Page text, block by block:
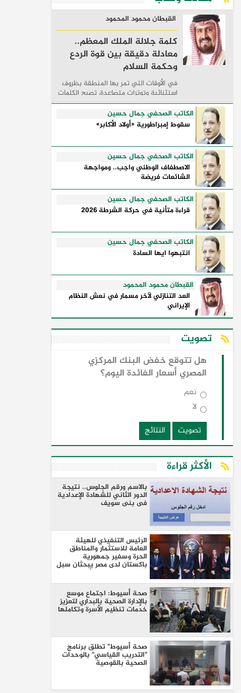
القبطان محمود المحمود
كلمة جلالة الملك المعظم..
معادلة دقيقة بين قوة الردع
وحكمة السلام
في الأوقات التي تمر بها المنطقة بظروف
استثنائية وتوترات متصاعدة، تصبح الكلمات
السياسية أكثر من مجرد مواقف معلنة؛ فهي
تكشف طريقة تفكير الدول، وكيفية إدارتها
للأزمات، والحدود التي تفصل بين القوة ...
الكاتب الصحفي جمال حسين
سقوط إمبراطورية «أولاد الأكابر»
الكاتب الصحفي جمال حسين
الاصطفاف الوطني واجب.. ومواجهة
الشائعات فريضة
الكاتب الصحفي جمال حسين
قراءة متأنية في حركة الشرطة 2026
الكاتب الصحفي جمال حسين
انتبهوا ايها السادة
القبطان محمود المحمود
العد التنازلي لآخر مسمار في نعش النظام
الإيراني
تصويت
هل تتوقع خفض البنك المركزي
المصري أسعار الفائدة اليوم؟
نعم
لا
تصويت
النتائج
الأكثر قراءة
بالاسم ورقم الجلوس.. نتيجة
الدور الثاني للشهادة الإعدادية
فى بنى سويف
الرئيس التنفيذي للهيئة
العامة للاستثمار والمناطق
الحرة وسفير جمهورية
باكستان لدى مصر يبحثان سبل
تعزيز التعاون الاستثماري بين
البلدين
صحة أسيوط: اجتماع موسع
بالإدارة الصحية بالبداري لتعزيز
خدمات تنظيم الأسرة وتكاملها
صحة أسيوط" تطلق برنامج
"التدريب القياسي" بالوحدات
الصحية بالقوصية